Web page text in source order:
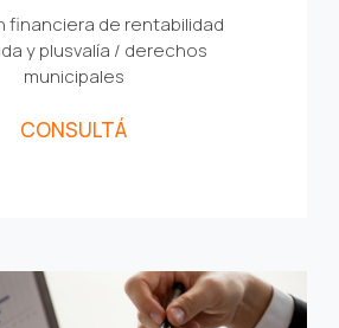
financiera de rentabilidad
y plusvalía / derechos
municipales
CONSULTÁ